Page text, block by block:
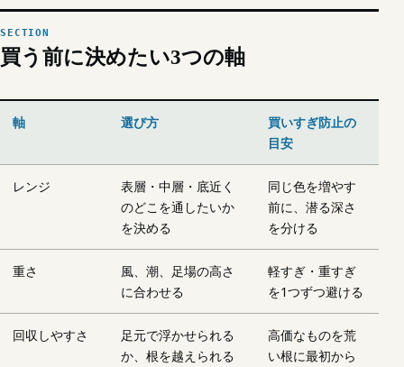
買う前に決めたい3つの軸
軸 選び方
買いすぎ防止の
目安
レンジ
表層・中層・底近く
のどこを通したいか
を決める
同じ色を増やす
前に、潜る深さ
を分ける
重さ
風、潮、足場の高さ
に合わせる
軽すぎ・重すぎ
を1つずつ避ける
回収しやすさ
足元で浮かせられる
か、根を越えられる
高価なものを荒
い根に最初から